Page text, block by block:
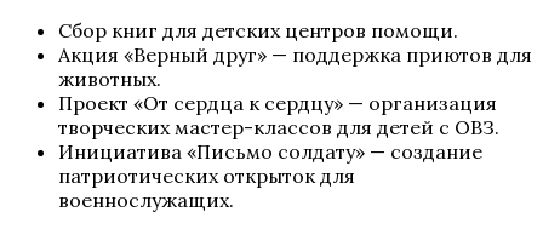
Сбор книг для детских центров помощи.
Акция «Верный друг» — поддержка приютов для
животных.
Проект «От сердца к сердцу» — организация
творческих мастер-классов для детей с ОВЗ.
Инициатива «Письмо солдату» — создание
патриотических открыток для
военнослужащих.